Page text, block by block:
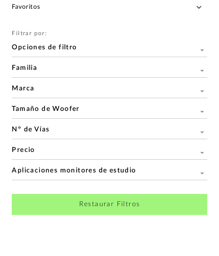
Filtrar por:
Opciones de filtro
Familia
Marca
Tamaño de Woofer
Nº de Vías
Precio
Aplicaciones monitores de estudio
Restaurar Filtros